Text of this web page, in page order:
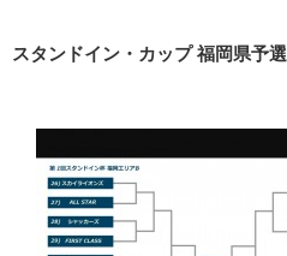
スタンドイン・カップ 福岡県予選